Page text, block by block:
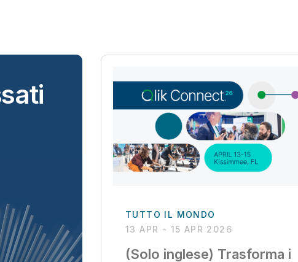
TUTTO IL MONDO
13 APR - 15 APR 2026
(Solo inglese) Trasforma i